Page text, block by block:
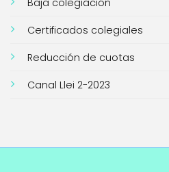
Baja colegiación
Certificados colegiales
Reducción de cuotas
Canal Llei 2-2023